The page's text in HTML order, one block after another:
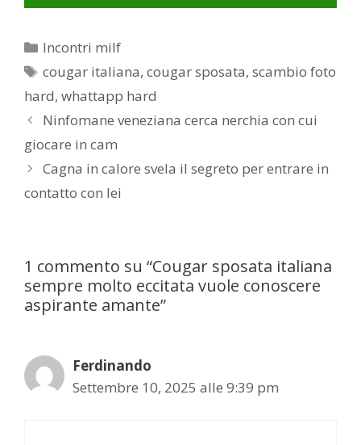
Categorie
Incontri milf
Tag
cougar italiana,cougar sposata,scambio foto
hard, whattapp hard
Post
navigation
Ninfomane veneziana cerca nerchia con cui
giocare in cam
Cagna in calore svela il segreto per entrare in
contatto con lei
1 commento su “Cougar sposata italiana
sempre molto eccitata vuole conoscere
aspirante amante”
Ferdinando
Settembre 10, 2025 alle 9:39 pm